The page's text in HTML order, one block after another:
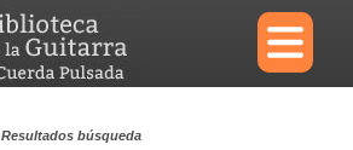
×
Resultados búsqueda